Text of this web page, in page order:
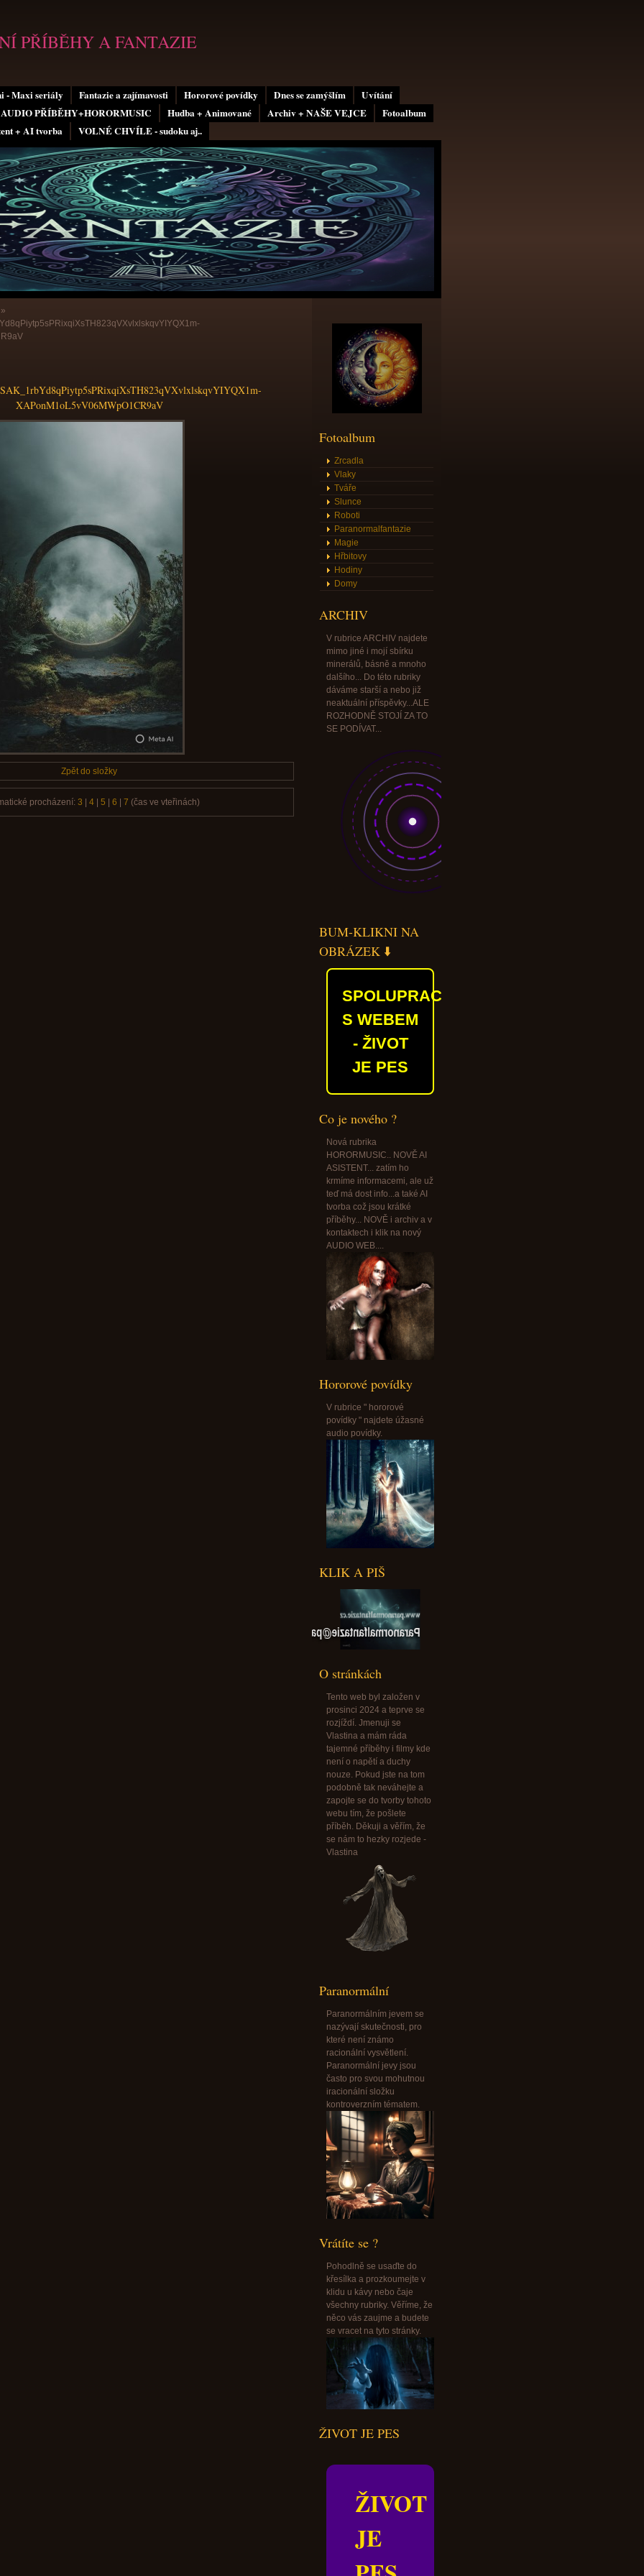
- Maxi seriály Fantazie a zajímavosti Hororové povídky Dnes se zamýšlím
Uvítání
AUDIO PŘÍBĚHY+HORORMUSIC
Hudba + Animované Archiv + NAŠE VEJCE
Fotoalbum
+ AI tvorba
VOLNÉ CHVÍLE - sudoku aj..
PŘÍBĚHY A FANTAZIE
XAPonM1oL5vV06MWpO1CR9aV
Zpět do složky
procházení: 3 4| 5 6 7 (čas ve vteřinách)
Fotoalbum
Zrcadla
Vlaky
Tváře
Slunce
Roboti
Paranormalfantazie
Magie
Hřbitovy
Hodiny
Domy
ARCHIV
V rubrice ARCHIV najdete
mimo jiné i mojí sbírku
minerálů, básně a mnoho
dalšího... Do této rubriky
dáváme starší a nebo již
neaktuální příspěvky...ALE
ROZHODNĚ STOJÍ ZA TO
SE PODÍVAT...
BUM-KLIKNI NA
OBRÁZEK ⬇️
SPOLUPRACUJEME
S WEBEM
- ŽIVOT
JE PES
Co je nového ?
Nová rubrika
HORORMUSIC.. NOVĚ AI
ASISTENT... zatím ho
krmíme informacemi, ale už
teď má dost info...a také AI
tvorba což jsou krátké
příběhy... NOVĚ i archiv a v
kontaktech i klik na nový
AUDIO WEB....
Hororové povídky
V rubrice " hororové
povídky " najdete úžasné
audio povídky.
KLIK A PIŠ
Paranormalfantazie@paranormalfantazie.cz
O stránkách
Tento web byl založen v
prosinci 2024 a teprve se
rozjíždí. Jmenuji se
Vlastina a mám ráda
tajemné příběhy i filmy kde
není o napětí a duchy
nouze. Pokud jste na tom
podobně tak neváhejte a
zapojte se do tvorby tohoto
webu tím, že pošlete
příběh. Děkuji a věřím, že
se nám to hezky rozjede -
Vlastina
Paranormální
Paranormálním jevem se
nazývají skutečnosti, pro
které není známo
racionální vysvětlení.
Paranormální jevy jsou
často pro svou mohutnou
iracionální složku
kontroverzním tématem.
Vrátíte se ?
Pohodlně se usaďte do
křesílka a prozkoumejte v
klidu u kávy nebo čaje
všechny rubriky. Věříme, že
něco vás zaujme a budete
se vracet na tyto stránky.
ŽIVOT JE PES
ŽIVOT
JE